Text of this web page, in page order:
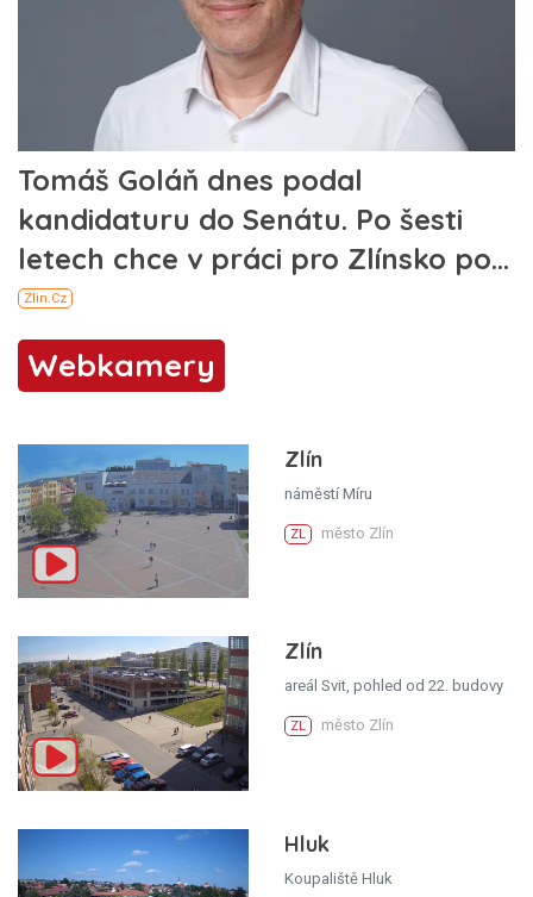
Webkamery
Zlín
náměstí Míru
ZL město Zlín
Zlín
areál Svit, pohled od 22. budovy
ZL město Zlín
Hluk
Koupaliště Hluk